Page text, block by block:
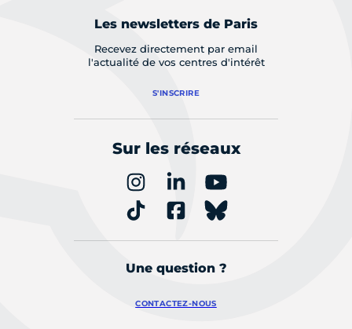
Les newsletters de Paris
Recevez directement par email
l'actualité de vos centres d'intérêt
S'INSCRIRE
Sur les réseaux
Une question ?
CONTACTEZ-NOUS